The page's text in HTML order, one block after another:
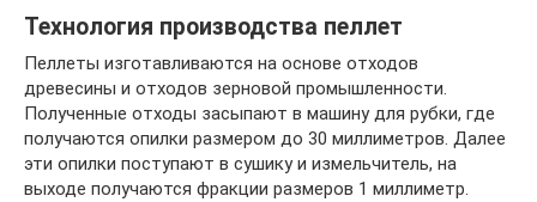
Технология производства пеллет
Пеллеты изготавливаются на основе отходов
древесины и отходов зерновой промышленности.
Полученные отходы засыпают в машину для рубки, где
получаются опилки размером до 30 миллиметров. Далее
эти опилки поступают в сушику и измельчитель, на
выходе получаются фракции размеров 1 миллиметр.